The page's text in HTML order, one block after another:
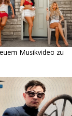
Musikvideo zu